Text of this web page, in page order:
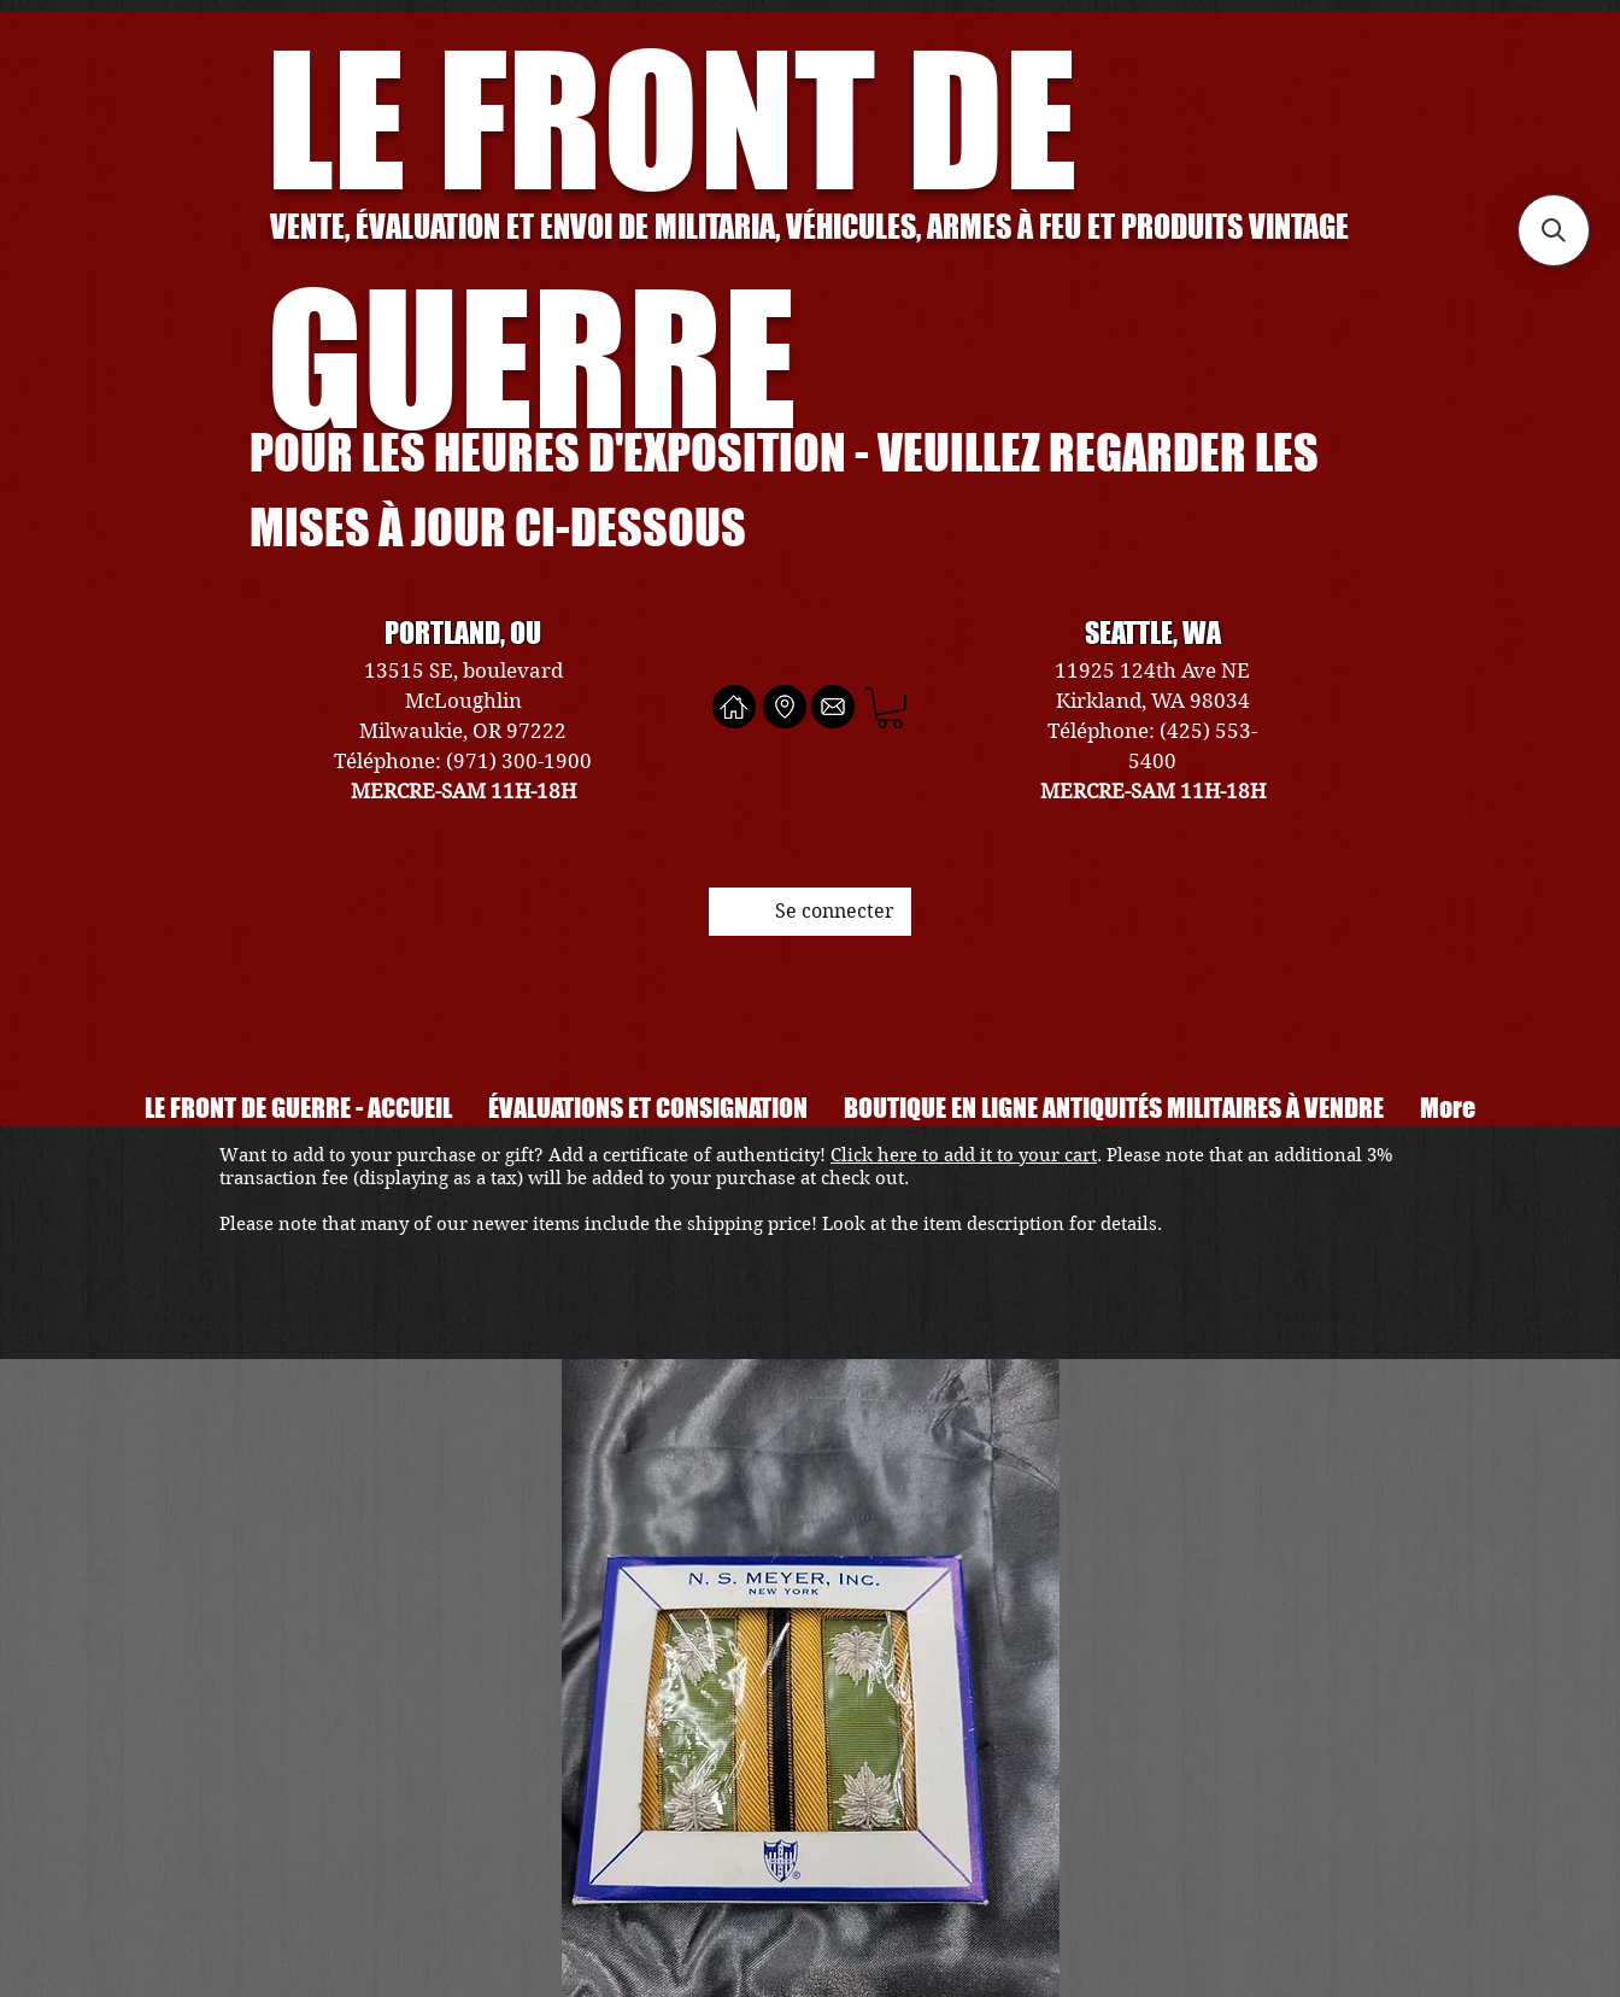
LE FRONT DE
GUERRE
VENTE, ÉVALUATION ET ENVOI DE MILITARIA, VÉHICULES, ARMES À FEU ET PRODUITS VINTAGE
POUR LES HEURES D'EXPOSITION - VEUILLEZ REGARDER LES
MISES À JOUR CI-DESSOUS
PORTLAND, OU
13515 SE, boulevard
McLoughlin
Milwaukie, OR 97222
Téléphone: (971) 300-1900
MERCRE-SAM 11H-18H
SEATTLE, WA
11925 124th Ave NE
Kirkland, WA 98034
Téléphone: (425) 553-
5400
MERCRE-SAM 11H-18H
Se connecter
LE FRONT DE GUERRE - ACCUEIL ÉVALUATIONS ET CONSIGNATION BOUTIQUE EN LIGNE ANTIQUITÉS MILITAIRES À VENDRE More
Want to add to your purchase or gift? Add a certificate of authenticity! Click here to add it to your cart. Please note that an additional 3%
transaction fee (displaying as a tax) will be added to your purchase at check out.
Please note that many of our newer items include the shipping price! Look at the item description for details.